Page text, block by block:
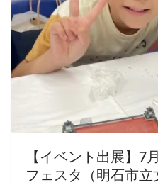
【イベント出展】7
フェスタ（明石市立